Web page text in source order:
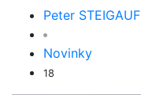
Peter STEIGAUF
Novinky
18